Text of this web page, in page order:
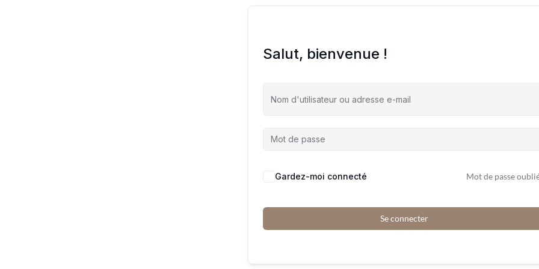
Salut, bienvenue !
Gardez-moi connecté Mot de passe
Se connecter